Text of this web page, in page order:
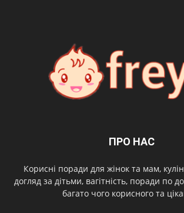
ПРО НАС
Корисні поради для жінок та мам,
догляд за дітьми, вагітність, поради по
багато чого корисного та